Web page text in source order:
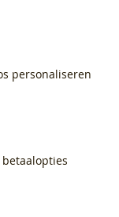
personaliseren
betaalopties